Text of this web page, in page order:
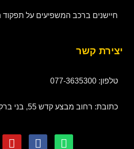
חיישנים ברכב המשפיעים על תפקוד
יצירת קשר
טלפון: 077-3635300
כתובת: רחוב מבצע קדש 55, בני ברק